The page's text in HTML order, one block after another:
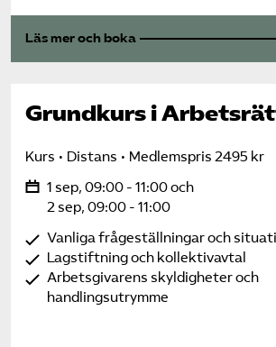
Läs mer och boka
Grundkurs i
Kurs Distans
Medlemspris 2495 kr
1 sep, 09:00 - 11:00 och
2 sep, 09:00 - 11:00
Vanliga frågeställningar och
Lagstiftning och kollektivavtal
Arbetsgivarens skyldigheter och
handlingsutrymme